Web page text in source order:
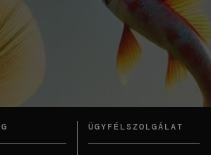
ÜGYFÉLSZOLGÁLAT